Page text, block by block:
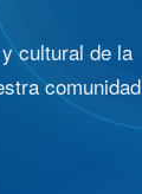
cultural de la
comunidad